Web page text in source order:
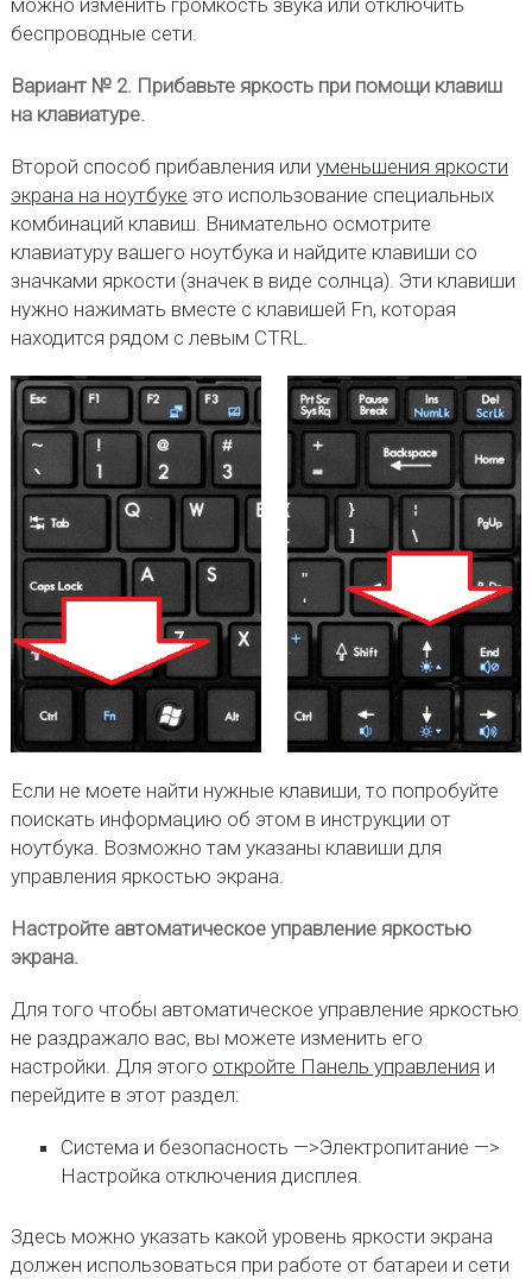
беспроводные сети.
Вариант № 2. Прибавьте яркость при помощи клавиш
на клавиатуре.
Второй способ прибавления или уменьшения яркости
экрана на ноутбуке это использование специальных
комбинаций клавиш. Внимательно осмотрите
клавиатуру вашего ноутбука и найдите клавиши со
значками яркости (значек в виде солнца). Эти клавиши
нужно нажимать вместе с клавишей Fn, которая
находится рядом с левым CTRL.
Если не моете найти нужные клавиши, то попробуйте
поискать информацию об этом в инструкции от
ноутбука. Возможно там указаны клавиши для
управления яркостью экрана.
Настройте автоматическое управление яркостью
экрана.
Для того чтобы автоматическое управление яркостью
не раздражало вас, вы можете изменить его
настройки. Для этого откройте Панель управления и
перейдите в этот раздел:
Система и безопасность —>Электропитание —>
Настройка отключения дисплея.
Здесь можно указать какой уровень яркости экрана
должен использоваться при работе от батареи и сети